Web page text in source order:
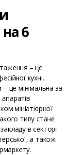
6
– це
кухні.
це мінімальна за
мініатюрної
типу стане
в секторі
а також